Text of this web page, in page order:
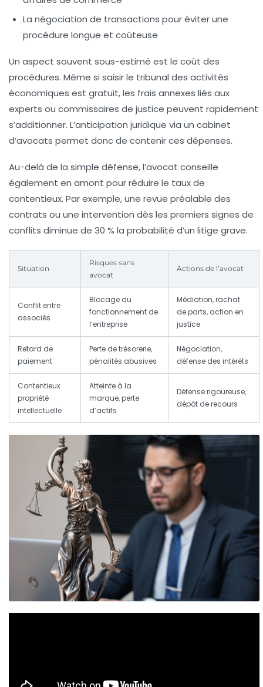
La négociation de transactions pour éviter une
procédure longue et coûteuse
Un aspect souvent sous-estimé est le coût des
procédures. Même si saisir le tribunal des activités
économiques est gratuit, les frais annexes liés aux
experts ou commissaires de justice peuvent rapidement
s’additionner. L’anticipation juridique via un cabinet
d’avocats permet donc de contenir ces dépenses.
Au-delà de la simple défense, l’avocat conseille
également en amont pour réduire le taux de
contentieux. Par exemple, une revue préalable des
contrats ou une intervention dès les premiers signes de
conflits diminue de 30 % la probabilité d’un litige grave.
Situation
Risques sans
avocat
Actions de l’avocat
Conflit entre
associés
Blocage du
fonctionnement de
l’entreprise
Médiation, rachat
de parts, action en
justice
Retard de
paiement
Perte de trésorerie,
pénalités abusives
Négociation,
défense des intérêts
Contentieux
propriété
intellectuelle
Atteinte à la
marque, perte
d’actifs
Défense rigoureuse,
dépôt de recours